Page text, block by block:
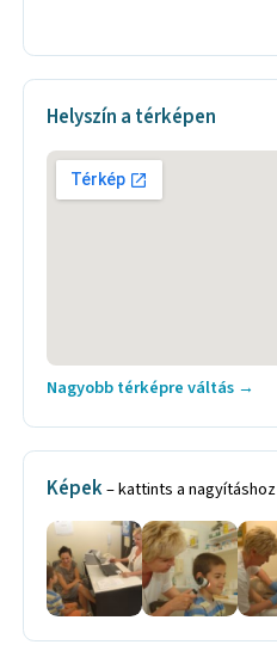
Helyszín a térképen
Nagyobb térképre váltás →
Képek– kattints a nagyításhoz